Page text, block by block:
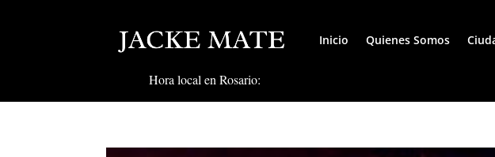
Inicio Quienes Somos
Hora local en Rosario: